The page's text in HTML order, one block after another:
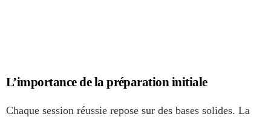
L’importance de la préparation initiale
Chaque session réussie repose sur des bases solides. La